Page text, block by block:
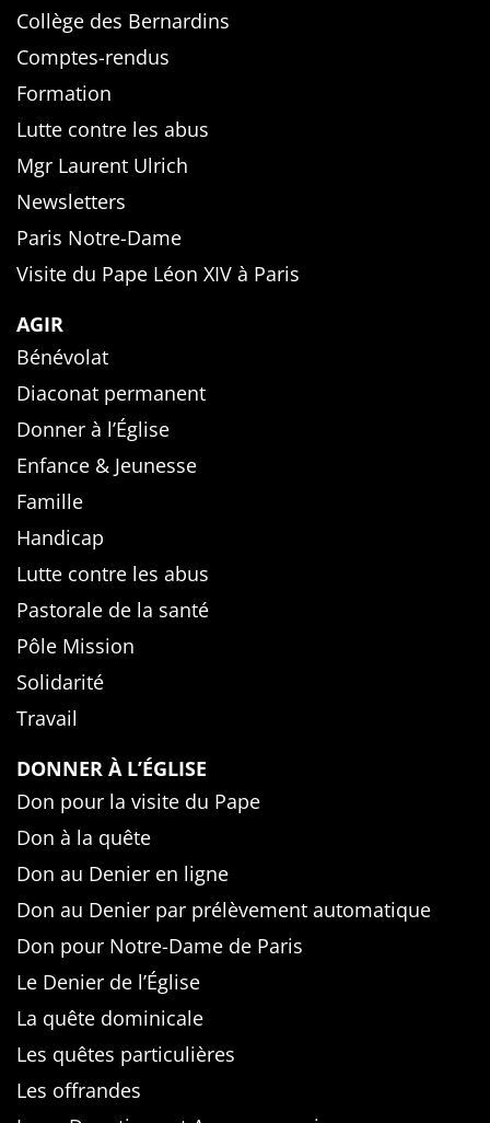
Collège des Bernardins
Comptes-rendus
Formation
Lutte contre les abus
Mgr Laurent Ulrich
Newsletters
Paris Notre-Dame
Visite du Pape Léon XIV à Paris
AGIR
Bénévolat
Diaconat permanent
Donner à l’Église
Enfance & Jeunesse
Famille
Handicap
Lutte contre les abus
Pastorale de la santé
Pôle Mission
Solidarité
Travail
DONNER À L’ÉGLISE
Don pour la visite du Pape
Don à la quête
Don au Denier en ligne
Don au Denier par prélèvement automatique
Don pour Notre-Dame de Paris
Le Denier de l’Église
La quête dominicale
Les quêtes particulières
Les offrandes